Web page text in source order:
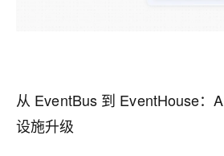
从 EventBus 到 EventHouse：
设施升级